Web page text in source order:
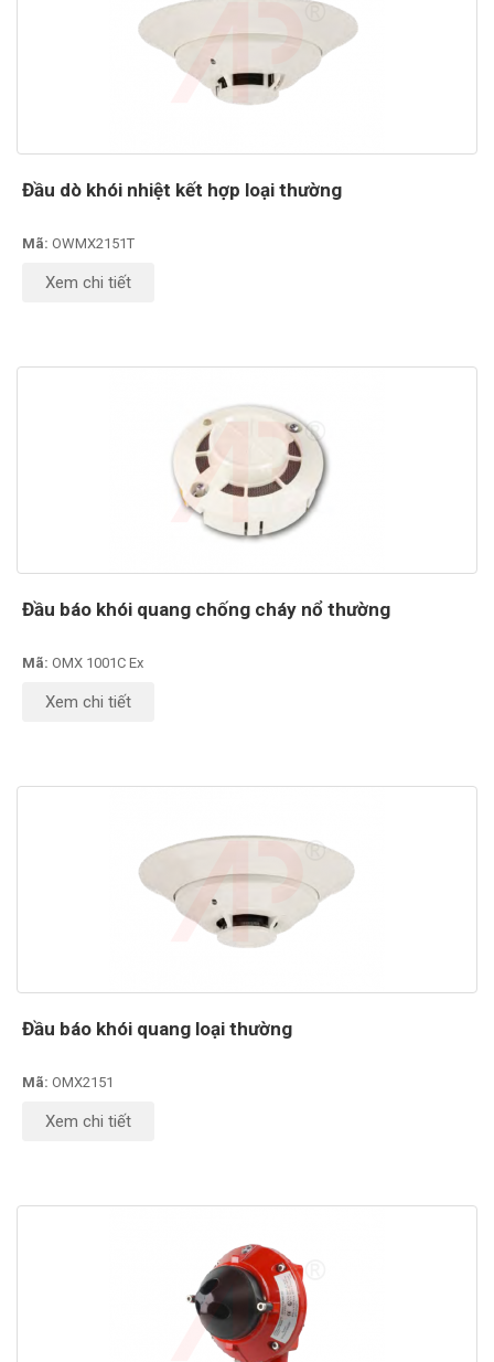
Đầu dò khói nhiệt kết hợp loại thường
Mã: OWMX2151T
Xem chi tiết
Đầu báo khói quang chống cháy nổ thường
Mã: OMX 1001C Ex
Xem chi tiết
Đầu báo khói quang loại thường
Mã: OMX2151
Xem chi tiết